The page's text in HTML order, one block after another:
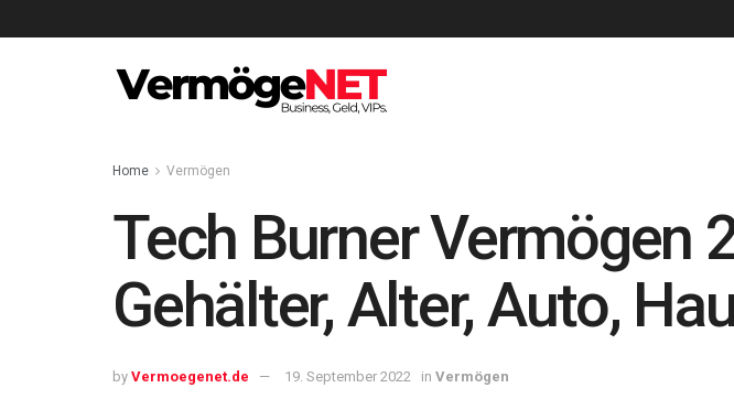
Home Vermögen
Tech Burner Vermögen
Gehälter, Alter, Auto,
by Vermoegenet.de 19. September 2022 in Vermögen